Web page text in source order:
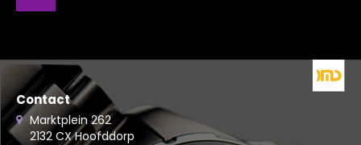
Contact
Marktplein 262
2132 CX Hoofddorp